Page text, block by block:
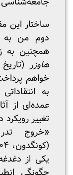
ساختار این
دوم من
همچنین به
هاوزر
خواهم
به
عمده‌ای از
تغییر
«خروج
یکی از